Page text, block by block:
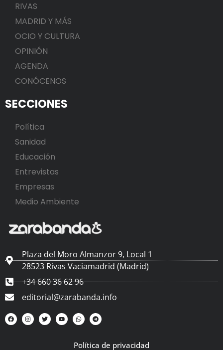
RIVAS
MADRID Y MÁS
OCIO Y CULTURA
OPINIÓN
AGENDA
CONÓCENOS
SECCIONES
Política
Sanidad
Educación
Entrevistas
Empresas
Medio Ambiente
Plaza del Moro Almanzor 9, Local 1
28523 Rivas Vaciamadrid (Madrid)
+34 660 36 62 96
editorial@zarabanda.info
Política de privacidad